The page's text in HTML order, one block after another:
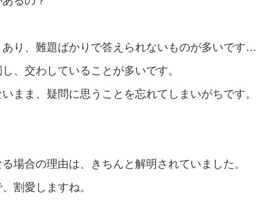
り、難題ばかりで答えられないものが多いです…
、交わしていることが多いです。
まま、疑問に思うことを忘れてしまいがちです。
場合の理由は、きちんと解明されていました。
割愛しますね。